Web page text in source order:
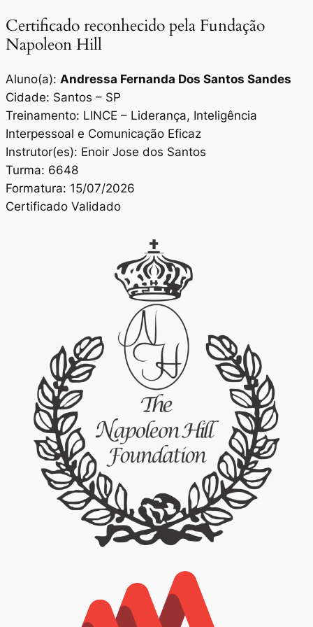
Certificado reconhecido pela Fundação
Napoleon Hill
Aluno(a): Andressa Fernanda Dos Santos Sandes
Cidade: Santos – SP
Treinamento: LINCE – Liderança, Inteligência
Interpessoal e Comunicação Eficaz
Instrutor(es): Enoir Jose dos Santos
Turma: 6648
Formatura: 15/07/2026
Certificado Validado